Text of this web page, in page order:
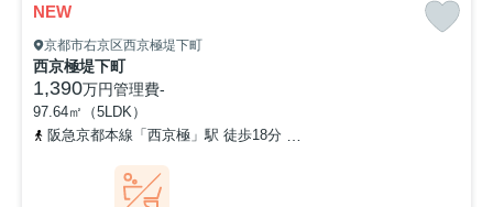
NEW
京都市右京区西京極堤下町
西京極堤下町
1,390万円管理費-
97.64㎡（5LDK）
阪急京都本線「西京極」駅 徒歩18分